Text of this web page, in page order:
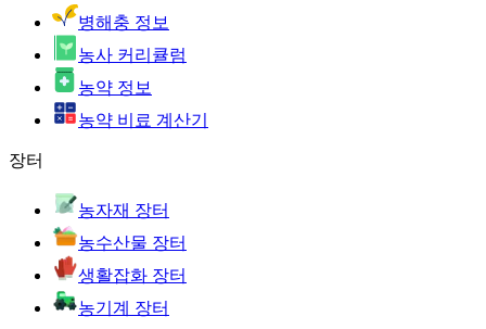
병해충 정보
농사 커리큘럼
농약 정보
농약 비료 계산기
장터
농자재 장터
농수산물 장터
생활잡화 장터
농기계 장터